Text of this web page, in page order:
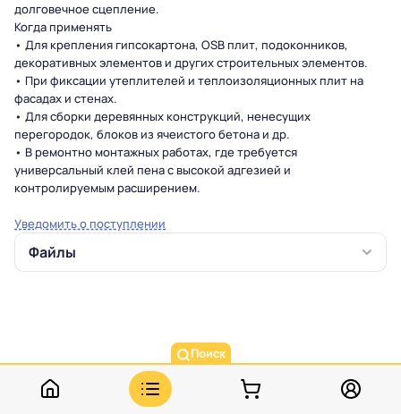
долговечное сцепление.
Когда применять
• Для крепления гипсокартона, OSB плит, подоконников,
декоративных элементов и других строительных элементов.
• При фиксации утеплителей и теплоизоляционных плит на
фасадах и стенах.
• Для сборки деревянных конструкций, ненесущих
перегородок, блоков из ячеистого бетона и др.
• В ремонтно монтажных работах, где требуется
универсальный клей пена с высокой адгезией и
контролируемым расширением.
Уведомить о поступлении
Файлы
Поиск